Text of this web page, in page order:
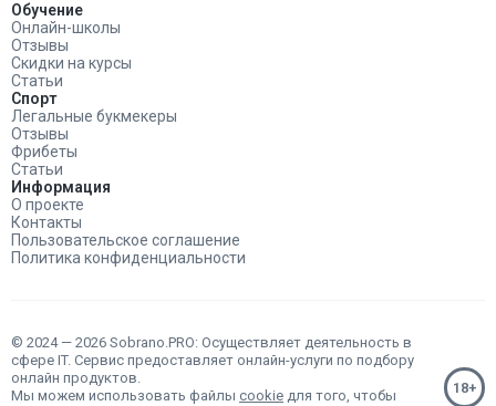
Обучение
Онлайн-школы
Отзывы
Скидки на курсы
Статьи
Спорт
Легальные букмекеры
Отзывы
Фрибеты
Статьи
Информация
О проекте
Контакты
Пользовательское соглашение
Политика конфиденциальности
© 2024 — 2026 Sobrano.PRO: Осуществляет деятельность в
сфере IT. Сервис предоставляет онлайн-услуги по подбору
онлайн продуктов.
Мы можем использовать файлы cookie для того, чтобы